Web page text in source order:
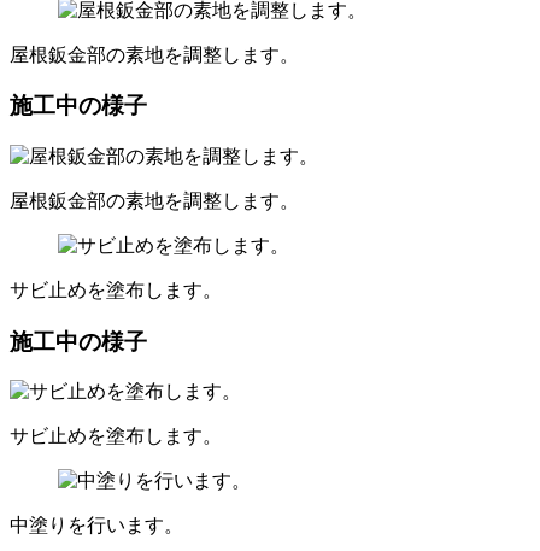
屋根鈑金部の素地を調整します。
施工中の様子
屋根鈑金部の素地を調整します。
サビ止めを塗布します。
施工中の様子
サビ止めを塗布します。
中塗りを行います。